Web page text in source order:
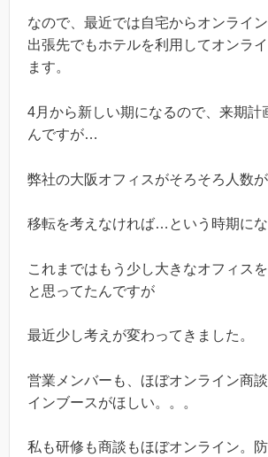
なので、最近では自宅からオンライ
出張先でもホテルを利用してオンラ
ます。
4月から新しい期になるので、来期計
んですが…
弊社の大阪オフィスがそろそろ人数
移転を考えなければ…という時期にな
これまではもう少し大きなオフィス
と思ってたんですが
最近少し考えが変わってきました。
営業メンバーも、ほぼオンライン商
インブースがほしい。。。
私も研修も商談もほぼオンライン。